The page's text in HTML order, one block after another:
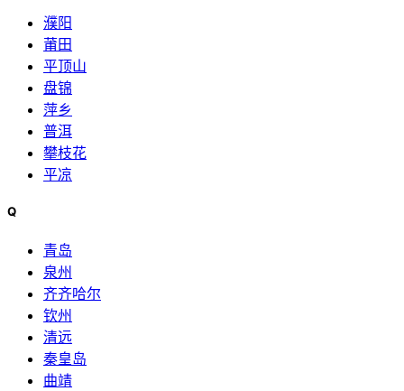
濮阳
莆田
平顶山
盘锦
萍乡
普洱
攀枝花
平凉
Q
青岛
泉州
齐齐哈尔
钦州
清远
秦皇岛
曲靖